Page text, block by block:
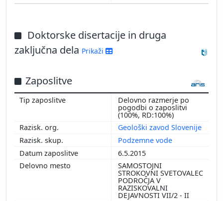
Doktorske disertacije in druga
zaključna dela Prikaži
Zaposlitve
Delovno razmerje po
pogodbi o zaposlitvi
(100%, RD:100%)
Geološki zavod Slovenije
Podzemne vode
6.5.2015
SAMOSTOJNI
STROKOVNI SVETOVALEC
PODROČJA V
RAZISKOVALNI
DEJAVNOSTI VII/2 - II